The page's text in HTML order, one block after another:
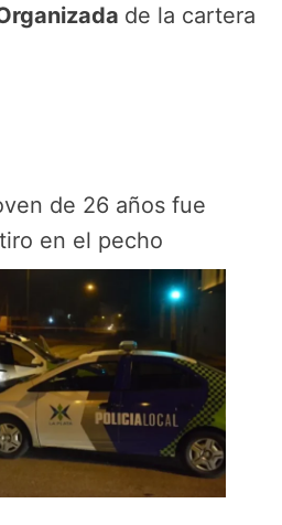
de la cartera
de 26 años fue
en el pecho